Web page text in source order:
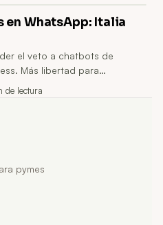
WhatsApp: Italia
el veto a chatbots de
Más libertad para
con menos fricción y
de lectura
pymes